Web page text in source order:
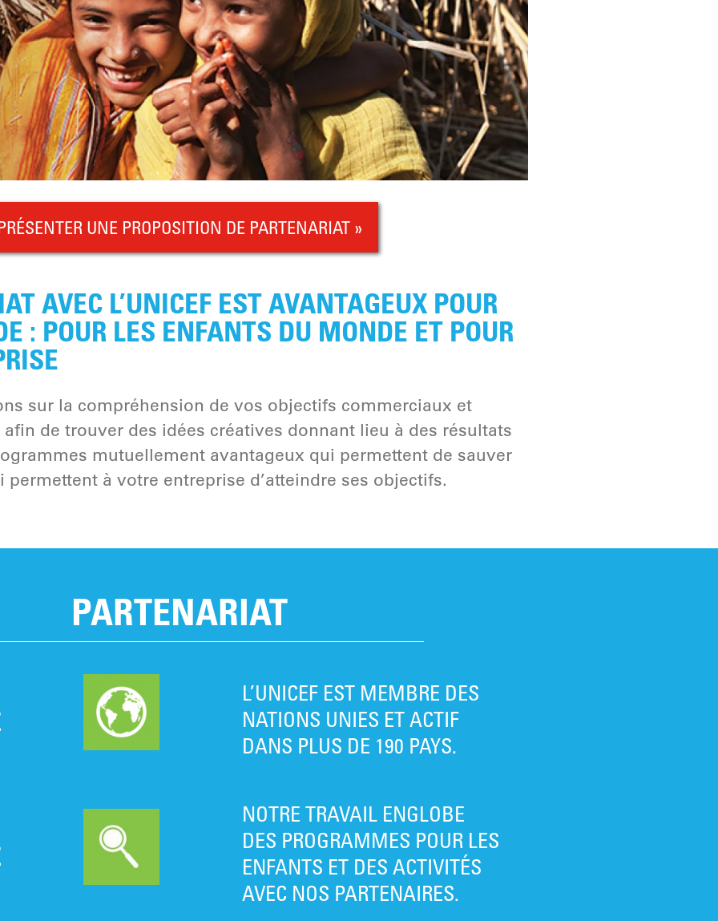
UNE PROPOSITION DE PARTENARIAT »
AVEC L’UNICEF EST AVANTAGEUX POUR
: POUR LES ENFANTS DU MONDE ET POUR
sur la compréhension de vos objectifs commerciaux et
de trouver des idées créatives donnant lieu à des résultats
mutuellement avantageux qui permettent de sauver
permettent à votre entreprise d’atteindre ses objectifs.
PARTENARIAT
L’UNICEF EST MEMBRE DES
NATIONS UNIES ET ACTIF
DANS PLUS DE 190 PAYS.
NOTRE TRAVAIL ENGLOBE
DES PROGRAMMES POUR LES
ENFANTS ET DES ACTIVITÉS
AVEC NOS PARTENAIRES.